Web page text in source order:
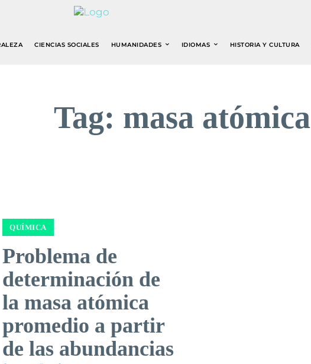
CIENCIAS SOCIALES HUMANIDADES IDIOMAS HISTORIA Y CULTURA
Tag: masa atómica
QUÍMICA
Problema de
determinación de
la masa atómica
promedio a partir
de las abundancias